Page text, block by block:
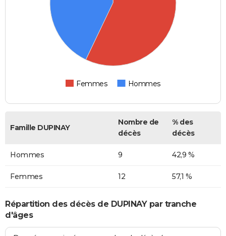
Femmes Hommes
Famille DUPINAY
Nombre de
décès
% des
décès
Hommes 9 42,9 %
Femmes 12 57,1 %
Répartition des décès de DUPINAY par tranche
d'âges